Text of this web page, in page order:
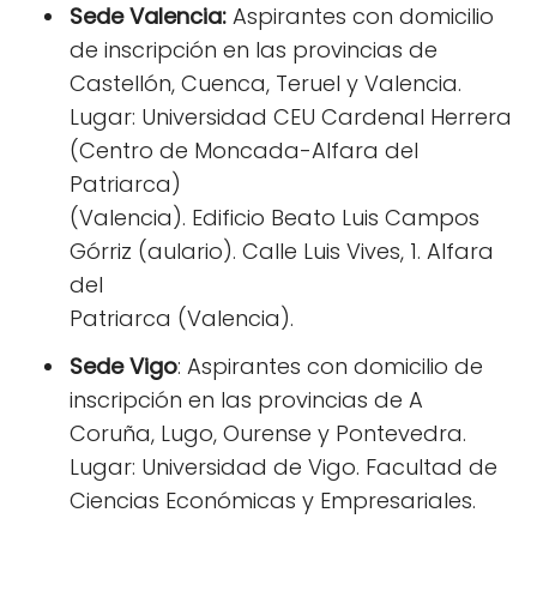
Sede Valencia: Aspirantes con domicilio
de inscripción en las provincias de
Castellón, Cuenca, Teruel y Valencia.
Lugar: Universidad CEU Cardenal Herrera
(Centro de Moncada-Alfara del
Patriarca)
(Valencia). Edificio Beato Luis Campos
Górriz (aulario). Calle Luis Vives, 1. Alfara
del
Patriarca (Valencia).
Sede Vigo: Aspirantes con domicilio de
inscripción en las provincias de A
Coruña, Lugo, Ourense y Pontevedra.
Lugar: Universidad de Vigo. Facultad de
Ciencias Económicas y Empresariales.